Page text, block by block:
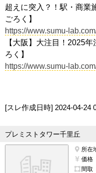
超えに突入？！駅・商業
ごろく】
https://www.sumu-
【大阪】大注目！2025
ろく】
https://www.sumu-
[スレ作成日時] 2024-04-24
プレミストタワー千里丘
所在
価格
間取